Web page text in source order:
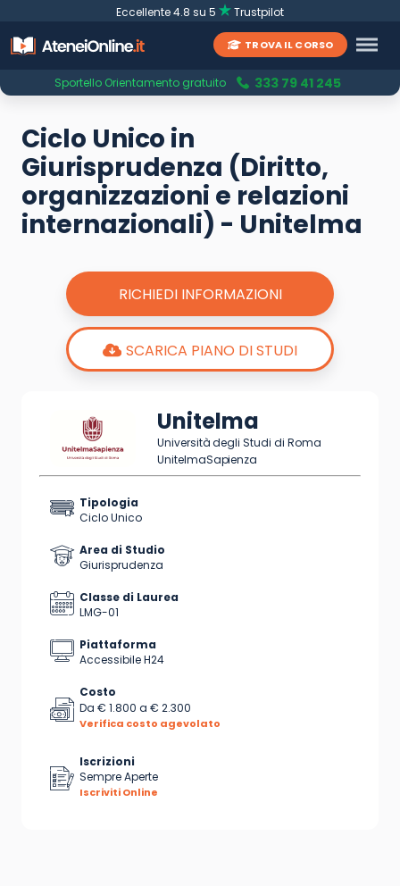
Eccellente 4.8 su 5 Trustpilot
TROVA IL CORSO
Sportello Orientamento gratuito 333 79 41 245
Ciclo Unico in
Giurisprudenza (Diritto,
organizzazioni e relazioni
internazionali) - Unitelma
RICHIEDI INFORMAZIONI
SCARICA PIANO DI STUDI
Unitelma
Università degli Studi di Roma
UnitelmaSapienza
Tipologia
Ciclo Unico
Area di Studio
Giurisprudenza
Classe di Laurea
LMG-01
Piattaforma
Accessibile H24
Costo
Da € 1.800 a € 2.300
Verifica costo agevolato
Iscrizioni
Sempre Aperte
Iscriviti Online